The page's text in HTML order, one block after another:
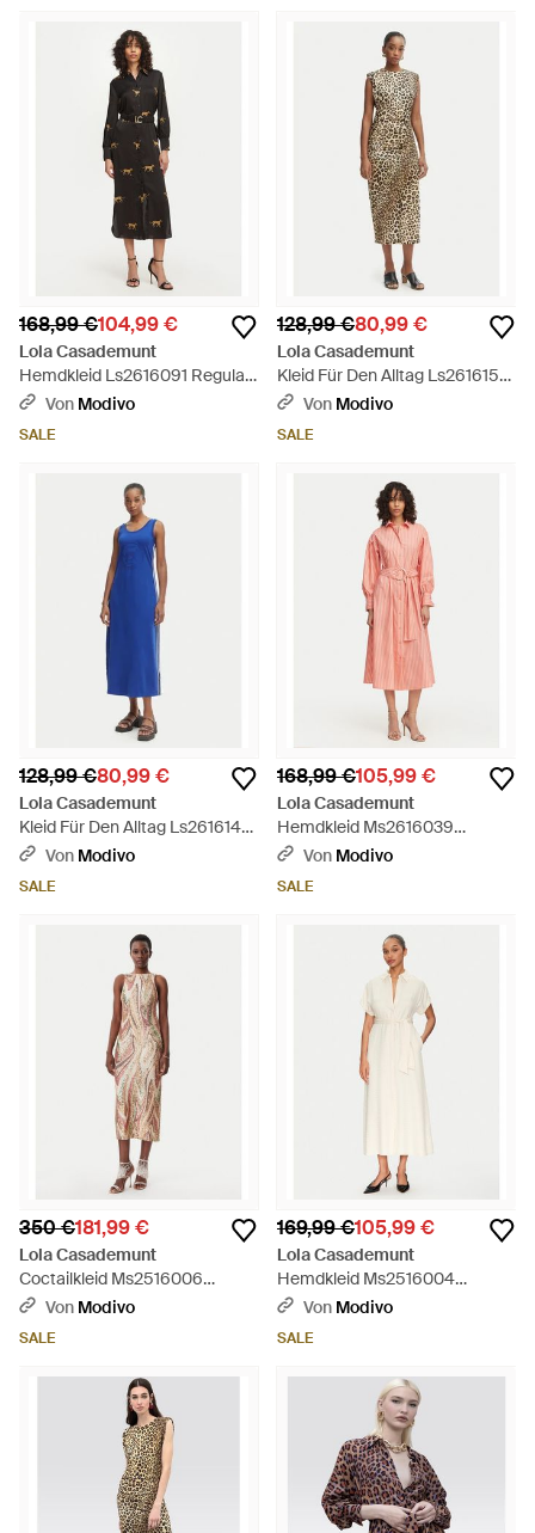
168,99 €104,99 €
Lola Casademunt
Hemdkleid Ls2616091 Regular
Fit - Schwarz
Von Modivo
SALE
128,99 €80,99 €
Lola Casademunt
Kleid Für Den Alltag Ls2616152
Regular Fit - Braun
Von Modivo
SALE
128,99 €80,99 €
Lola Casademunt
Kleid Für Den Alltag Ls2616148
Regular Fit - Blau
Von Modivo
SALE
168,99 €105,99 €
Lola Casademunt
Hemdkleid Ms2616039
Regular Fit - Pink
Von Modivo
SALE
350 €181,99 €
Lola Casademunt
Coctailkleid Ms2516006
Regular Fit - Weiß
Von Modivo
SALE
169,99 €105,99 €
Lola Casademunt
Hemdkleid Ms2516004
Regular Fit - Natur
Von Modivo
SALE